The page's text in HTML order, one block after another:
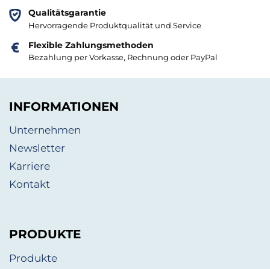
Qualitätsgarantie
Hervorragende Produktqualität und Service
Flexible Zahlungsmethoden
Bezahlung per Vorkasse, Rechnung oder PayPal
INFORMATIONEN
Unternehmen
Newsletter
Karriere
Kontakt
PRODUKTE
Produkte